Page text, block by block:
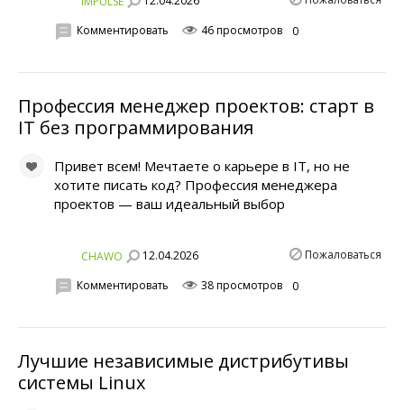
Комментировать 46 просмотров 0
Профессия менеджер проектов: старт в
IT без программирования
Привет всем! Мечтаете о карьере в IT, но не
хотите писать код? Профессия менеджера
проектов — ваш идеальный выбор
CHAWO 12.04.2026 Пожаловаться
Комментировать 38 просмотров 0
Лучшие независимые дистрибутивы
системы Linux